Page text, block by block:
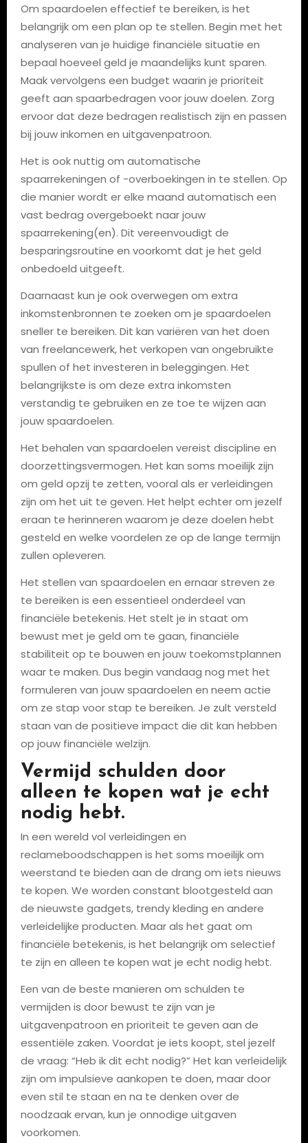
Om spaardoelen effectief te bereiken, is het
belangrijk om een plan op te stellen. Begin met het
analyseren van je huidige financiële situatie en
bepaal hoeveel geld je maandelijks kunt sparen.
Maak vervolgens een budget waarin je prioriteit
geeft aan spaarbedragen voor jouw doelen. Zorg
ervoor dat deze bedragen realistisch zijn en passen
bij jouw inkomen en uitgavenpatroon.
Het is ook nuttig om automatische
spaarrekeningen of -overboekingen in te stellen. Op
die manier wordt er elke maand automatisch een
vast bedrag overgeboekt naar jouw
spaarrekening(en). Dit vereenvoudigt de
besparingsroutine en voorkomt dat je het geld
onbedoeld uitgeeft.
Daarnaast kun je ook overwegen om extra
inkomstenbronnen te zoeken om je spaardoelen
sneller te bereiken. Dit kan variëren van het doen
van freelancewerk, het verkopen van ongebruikte
spullen of het investeren in beleggingen. Het
belangrijkste is om deze extra inkomsten
verstandig te gebruiken en ze toe te wijzen aan
jouw spaardoelen.
Het behalen van spaardoelen vereist discipline en
doorzettingsvermogen. Het kan soms moeilijk zijn
om geld opzij te zetten, vooral als er verleidingen
zijn om het uit te geven. Het helpt echter om jezelf
eraan te herinneren waarom je deze doelen hebt
gesteld en welke voordelen ze op de lange termijn
zullen opleveren.
Het stellen van spaardoelen en ernaar streven ze
te bereiken is een essentieel onderdeel van
financiële betekenis. Het stelt je in staat om
bewust met je geld om te gaan, financiële
stabiliteit op te bouwen en jouw toekomstplannen
waar te maken. Dus begin vandaag nog met het
formuleren van jouw spaardoelen en neem actie
om ze stap voor stap te bereiken. Je zult versteld
staan ​​van de positieve impact die dit kan hebben
op jouw financiële welzijn.
Vermijd schulden door
alleen te kopen wat je echt
nodig hebt.
In een wereld vol verleidingen en
reclameboodschappen is het soms moeilijk om
weerstand te bieden aan de drang om iets nieuws
te kopen. We worden constant blootgesteld aan
de nieuwste gadgets, trendy kleding en andere
verleidelijke producten. Maar als het gaat om
financiële betekenis, is het belangrijk om selectief
te zijn en alleen te kopen wat je echt nodig hebt.
Een van de beste manieren om schulden te
vermijden is door bewust te zijn van je
uitgavenpatroon en prioriteit te geven aan de
essentiële zaken. Voordat je iets koopt, stel jezelf
de vraag: “Heb ik dit echt nodig?” Het kan verleidelijk
zijn om impulsieve aankopen te doen, maar door
even stil te staan en na te denken over de
noodzaak ervan, kun je onnodige uitgaven
voorkomen.